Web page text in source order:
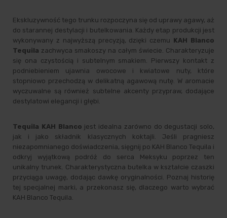
Ekskluzywność tego trunku rozpoczyna się od uprawy agawy, aż
do starannej destylacji i butelkowania. Każdy etap produkcji jest
wykonywany z najwyższą precyzją, dzięki czemu KAH Blanco
Tequila zachwyca smakoszy na całym świecie. Charakteryzuje
się ona czystością i subtelnym smakiem. Pierwszy kontakt z
podniebieniem ujawnia owocowe i kwiatowe nuty, które
stopniowo przechodzą w delikatną agawową nutę. W aromacie
wyczuwalne są również subtelne akcenty przypraw, dodające
destylatowi elegancji i głębi.
Tequila KAH Blanco jest idealna zarówno do degustacji solo,
jak i jako składnik klasycznych koktajli. Jeśli pragniesz
niezapomnianego doświadczenia, sięgnij po KAH Blanco Tequila i
odkryj wyjątkową podróż do serca Meksyku poprzez ten
unikalny trunek. Charakterystyczna butelka w kształcie czaszki
przyciąga uwagę, dodając dawkę oryginalności. Poznaj historię
tej specjalnej marki, a przekonasz się, dlaczego warto wybrać
KAH Blanco Tequila.